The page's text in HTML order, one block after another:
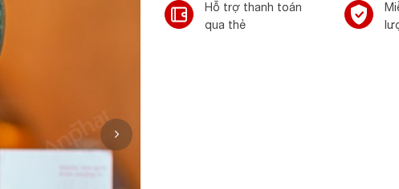
Hỗ trợ thanh toán
qua thẻ